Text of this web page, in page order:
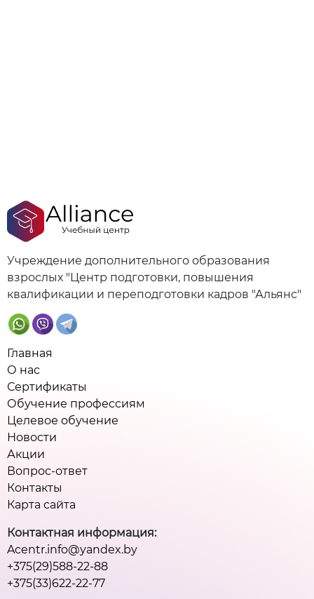
Учреждение дополнительного образования
взрослых "Центр подготовки, повышения
квалификации и переподготовки кадров "Альянс"
Главная
О нас
Сертификаты
Обучение профессиям
Целевое обучение
Новости
Акции
Вопрос-ответ
Контакты
Карта сайта
Контактная информация:
Acentr.info@yandex.by
+375(29)588-22-88
+375(33)622-22-77